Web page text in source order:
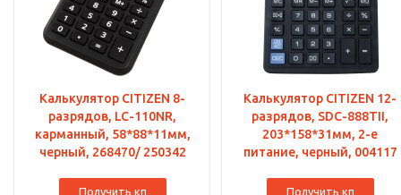
Калькулятор CITIZEN 8-
разрядов, LC-110NR,
карманный, 58*88*11мм,
черный, 268470/ 250342
Получить кп
Калькулятор CITIZEN 12-
разрядов, SDC-888TII,
203*158*31мм, 2-е
питание, черный, 004117
Получить кп